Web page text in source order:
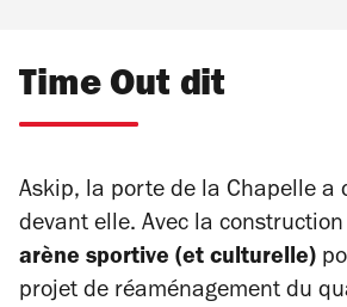
Time Out dit
Askip, la porte de la Chapelle a
devant elle. Avec la
arène sportive (et culturelle)
projet de réaménagement du